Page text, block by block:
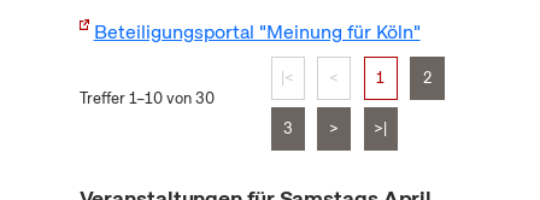
Beteiligungsportal "Meinung für Köln"
Treffer 1–10 von 30
|< < 1 2
3 > >|